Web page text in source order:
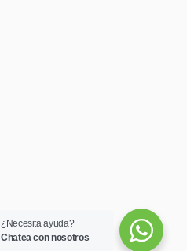
¿Necesita ayuda?
Chatea con nosotros